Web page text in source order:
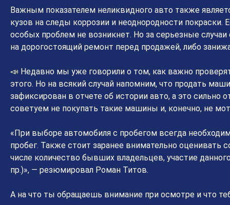
Важным показателем неликвидного авто также
кузов на следы коррозии и неоднородности
особых проблем не возникнет. Но за серьезные
на дорогостоящий ремонт перед продажей, либо
📣 Недавно мы уже говорили о том, как важно
этого. Но на всякий случай напомним, что продать
зафиксирован в отчете об истории авто, а это сильно
советуем не покупать такие машины и, конечно, не
«При выборе автомобиля с пробегом всегда
пробег. Также стоит заранее внимательно оценивать
числе количество бывших владельцев, участие
пр.)», — резюмировал Роман Титов.
А на что ты обращаешь внимание при осмотре и что